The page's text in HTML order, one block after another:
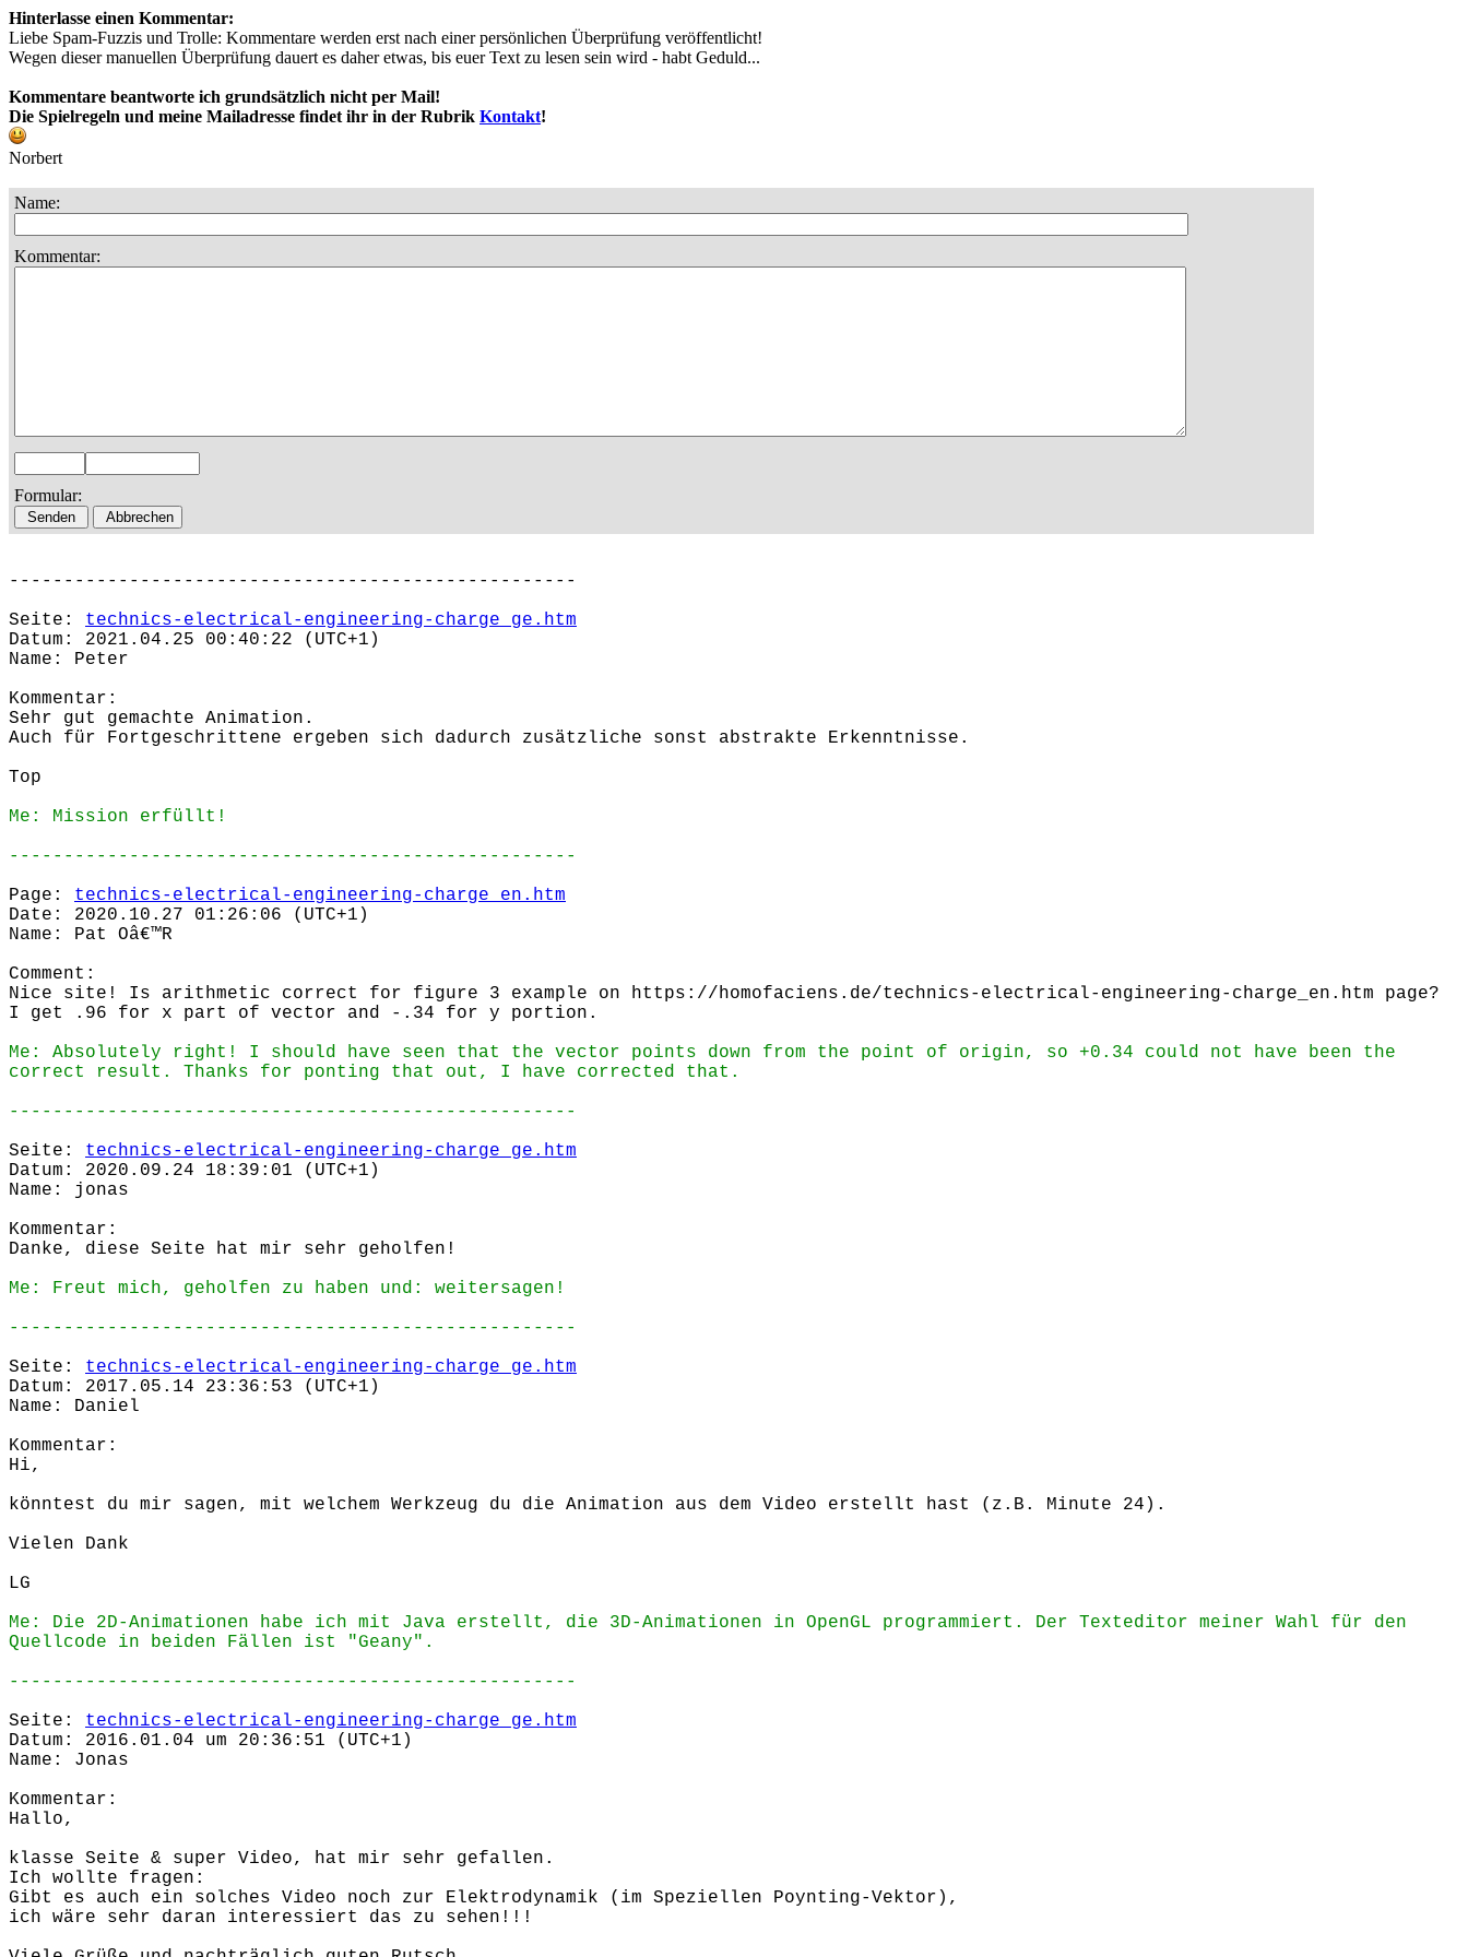
Hinterlasse einen Kommentar:
Liebe Spam-Fuzzis und Trolle: Kommentare werden erst nach einer persönlichen Überprüfung veröffentlicht!
Wegen dieser manuellen Überprüfung dauert es daher etwas, bis euer Text zu lesen sein wird - habt Geduld...
Kommentare beantworte ich grundsätzlich nicht per Mail!
Die Spielregeln und meine Mailadresse findet ihr in der Rubrik Kontakt!
Norbert
Name:
Kommentar:
Formular:
----------------------------------------------------
Seite: technics-electrical-engineering-charge_ge.htm
Datum: 2021.04.25 00:40:22 (UTC+1)
Name: Peter
Kommentar:
Sehr gut gemachte Animation.
Auch für Fortgeschrittene ergeben sich dadurch zusätzliche sonst abstrakte Erkenntnisse.
Top
Me: Mission erfüllt!
----------------------------------------------------
Page: technics-electrical-engineering-charge_en.htm
Date: 2020.10.27 01:26:06 (UTC+1)
Name: Pat Oâ€™R
Comment:
Nice site! Is arithmetic correct for figure 3 example on https://homofaciens.de/technics-electrical-engineering-charge_en.htm page?
I get .96 for x part of vector and -.34 for y portion.
Me: Absolutely right! I should have seen that the vector points down from the point of origin, so +0.34 could not have been the
correct result. Thanks for ponting that out, I have corrected that.
----------------------------------------------------
Seite: technics-electrical-engineering-charge_ge.htm
Datum: 2020.09.24 18:39:01 (UTC+1)
Name: jonas
Kommentar:
Danke, diese Seite hat mir sehr geholfen!
Me: Freut mich, geholfen zu haben und: weitersagen!
----------------------------------------------------
Seite: technics-electrical-engineering-charge_ge.htm
Datum: 2017.05.14 23:36:53 (UTC+1)
Name: Daniel
Kommentar:
Hi,
könntest du mir sagen, mit welchem Werkzeug du die Animation aus dem Video erstellt hast (z.B. Minute 24).
Vielen Dank
LG
Me: Die 2D-Animationen habe ich mit Java erstellt, die 3D-Animationen in OpenGL programmiert. Der Texteditor meiner Wahl für den
Quellcode in beiden Fällen ist "Geany".
----------------------------------------------------
Seite: technics-electrical-engineering-charge_ge.htm
Datum: 2016.01.04 um 20:36:51 (UTC+1)
Name: Jonas
Kommentar:
Hallo,
klasse Seite & super Video, hat mir sehr gefallen.
Ich wollte fragen:
Gibt es auch ein solches Video noch zur Elektrodynamik (im Speziellen Poynting-Vektor),
ich wäre sehr daran interessiert das zu sehen!!!